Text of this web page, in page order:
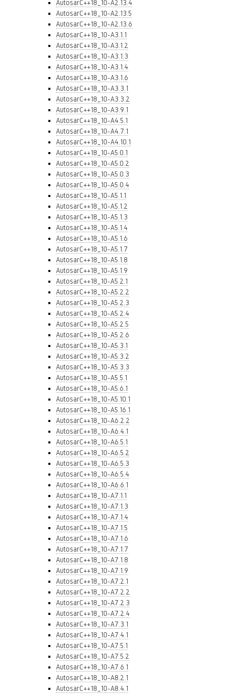
AutosarC++18_10-A2.13.4
AutosarC++18_10-A2.13.5
AutosarC++18_10-A2.13.6
AutosarC++18_10-A3.1.1
AutosarC++18_10-A3.1.2
AutosarC++18_10-A3.1.3
AutosarC++18_10-A3.1.4
AutosarC++18_10-A3.1.6
AutosarC++18_10-A3.3.1
AutosarC++18_10-A3.3.2
AutosarC++18_10-A3.9.1
AutosarC++18_10-A4.5.1
AutosarC++18_10-A4.7.1
AutosarC++18_10-A4.10.1
AutosarC++18_10-A5.0.1
AutosarC++18_10-A5.0.2
AutosarC++18_10-A5.0.3
AutosarC++18_10-A5.0.4
AutosarC++18_10-A5.1.1
AutosarC++18_10-A5.1.2
AutosarC++18_10-A5.1.3
AutosarC++18_10-A5.1.4
AutosarC++18_10-A5.1.6
AutosarC++18_10-A5.1.7
AutosarC++18_10-A5.1.8
AutosarC++18_10-A5.1.9
AutosarC++18_10-A5.2.1
AutosarC++18_10-A5.2.2
AutosarC++18_10-A5.2.3
AutosarC++18_10-A5.2.4
AutosarC++18_10-A5.2.5
AutosarC++18_10-A5.2.6
AutosarC++18_10-A5.3.1
AutosarC++18_10-A5.3.2
AutosarC++18_10-A5.3.3
AutosarC++18_10-A5.5.1
AutosarC++18_10-A5.6.1
AutosarC++18_10-A5.10.1
AutosarC++18_10-A5.16.1
AutosarC++18_10-A6.2.2
AutosarC++18_10-A6.4.1
AutosarC++18_10-A6.5.1
AutosarC++18_10-A6.5.2
AutosarC++18_10-A6.5.3
AutosarC++18_10-A6.5.4
AutosarC++18_10-A6.6.1
AutosarC++18_10-A7.1.1
AutosarC++18_10-A7.1.3
AutosarC++18_10-A7.1.4
AutosarC++18_10-A7.1.5
AutosarC++18_10-A7.1.6
AutosarC++18_10-A7.1.7
AutosarC++18_10-A7.1.8
AutosarC++18_10-A7.1.9
AutosarC++18_10-A7.2.1
AutosarC++18_10-A7.2.2
AutosarC++18_10-A7.2.3
AutosarC++18_10-A7.2.4
AutosarC++18_10-A7.3.1
AutosarC++18_10-A7.4.1
AutosarC++18_10-A7.5.1
AutosarC++18_10-A7.5.2
AutosarC++18_10-A7.6.1
AutosarC++18_10-A8.2.1
AutosarC++18_10-A8.4.1